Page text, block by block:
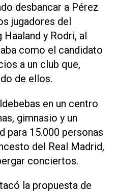
desbancar a Pérez
jugadores del
y Rodri, al
‌como el candidato
a un club que,
de ellos.
en un centro
gimnasio y un
para 15.000 personas
del Real Madrid,
conciertos.
la propuesta de